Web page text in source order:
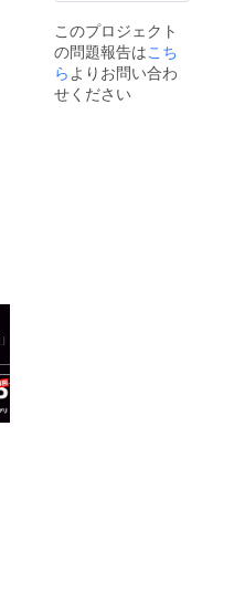
このプロジェクト
の問題報告はこち
らよりお問い合わ
せください